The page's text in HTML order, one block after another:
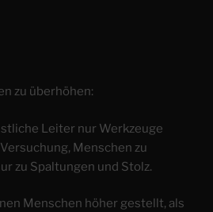
zu überhöhen:
Leiter nur Werkzeuge
Menschen zu
zu Spaltungen und Stolz.
Menschen höher gestellt, als